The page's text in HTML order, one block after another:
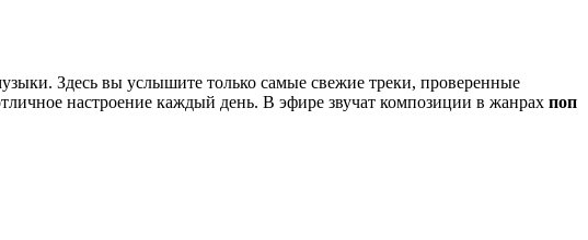
Здесь вы услышите только самые свежие треки, проверенные
настроение каждый день. В эфире звучат композиции в жанрах поп